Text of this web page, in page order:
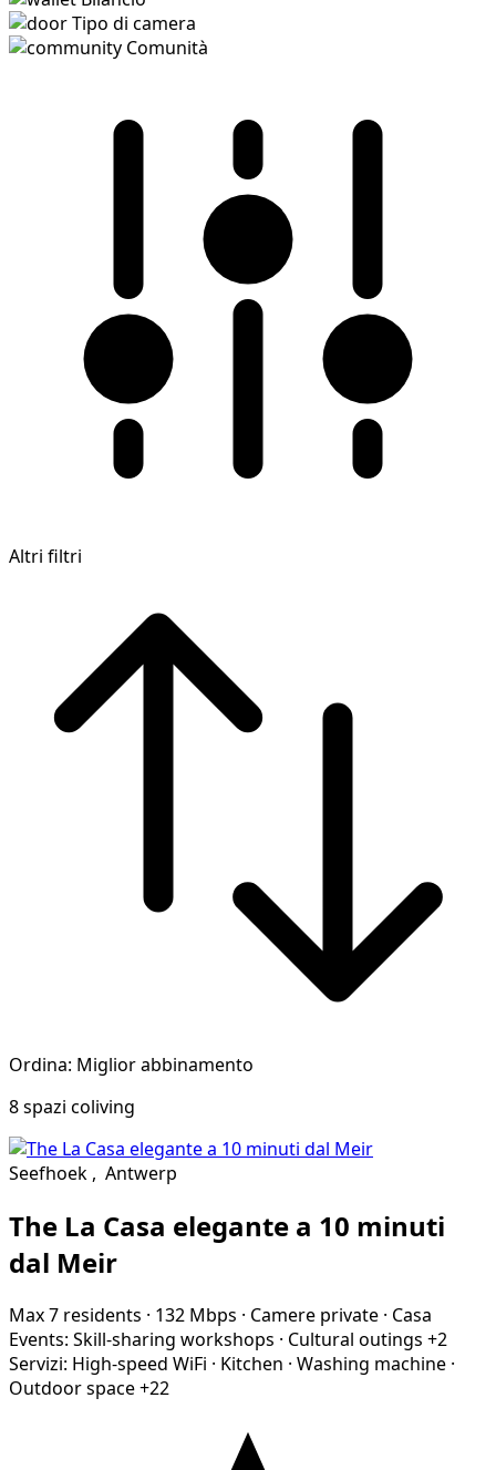
Tipo di camera
Comunità
Altri filtri
Ordina: Miglior abbinamento
8 spazi coliving
Seefhoek , Antwerp
The La Casa elegante a 10 minuti
dal Meir
Max 7 residents · 132 Mbps · Camere private · Casa
Events: Skill-sharing workshops · Cultural outings +2
Servizi: High-speed WiFi · Kitchen · Washing machine ·
Outdoor space+22